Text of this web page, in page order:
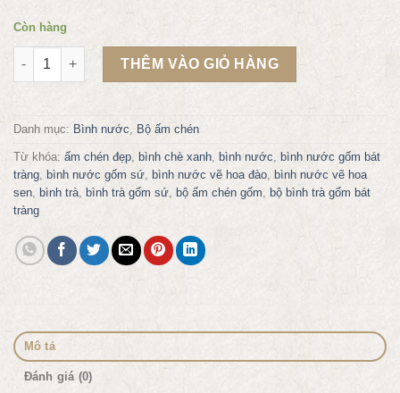
Còn hàng
Bộ bình nước men kem vẽ hoa đào số lượng
THÊM VÀO GIỎ HÀNG
Danh mục: Bình nước Bộ ấm chén
Từ khóa: ấm chén đẹp bình chè xanh bình nước
bình nước gốm bát
tràng
bình nước gốm sứ bình nước vẽ hoa đào
bình nước vẽ hoa
sen
bình trà bình trà gốm sứ bộ ấm chén gốm
bộ bình trà gốm bát
tràng
Mô tả
Đánh giá (0)